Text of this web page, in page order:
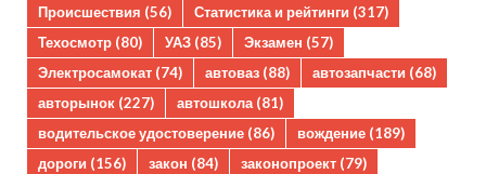
Происшествия (56) Статистика и рейтинги (317)
Техосмотр (80) УАЗ (85) Экзамен (57)
Электросамокат (74) автоваз (88) автозапчасти (68)
авторынок (227) автошкола(81)
водительское удостоверение (86) вождение (189)
дороги (156) закон (84) законопроект (79)